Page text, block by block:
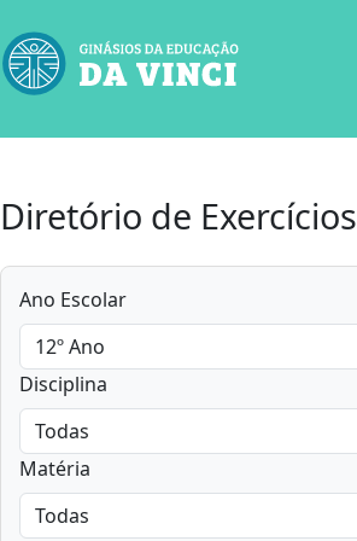
Diretório de Exercícios
Ano Escolar
Disciplina
Matéria